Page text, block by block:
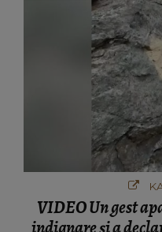
VIDEO Un gest